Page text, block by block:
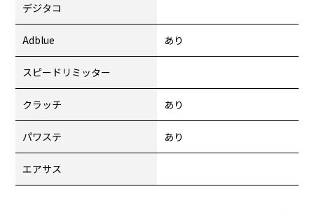
デジタコ
Adblue あり
スピードリミッター
クラッチ あり
パワステ あり
エアサス